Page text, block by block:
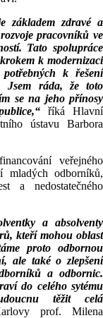
základem zdravé a
pracovníků ve
Tato spolupráce
k modernizaci
k řešení
Jsem ráda, že toto
se na jeho přínosy
říká Hlavní
ústavu Barbora
veřejného
mladých odborníků,
a nedostatečného
a absolventy
kteří mohou oblast
proto odbornou
ale také o zlepšení
a odbornic.
do celého sytému
těžit celá
prof. Milena